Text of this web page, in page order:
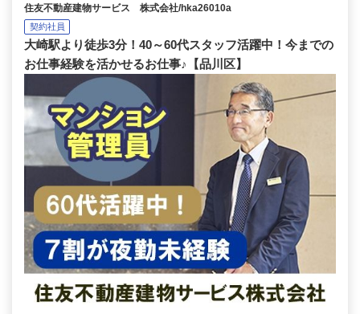
住友不動産建物サービス 株式会社/hka26010a
契約社員
大崎駅より徒歩3分！40～60代スタッフ活躍中！今までの
お仕事経験を活かせるお仕事♪【品川区】